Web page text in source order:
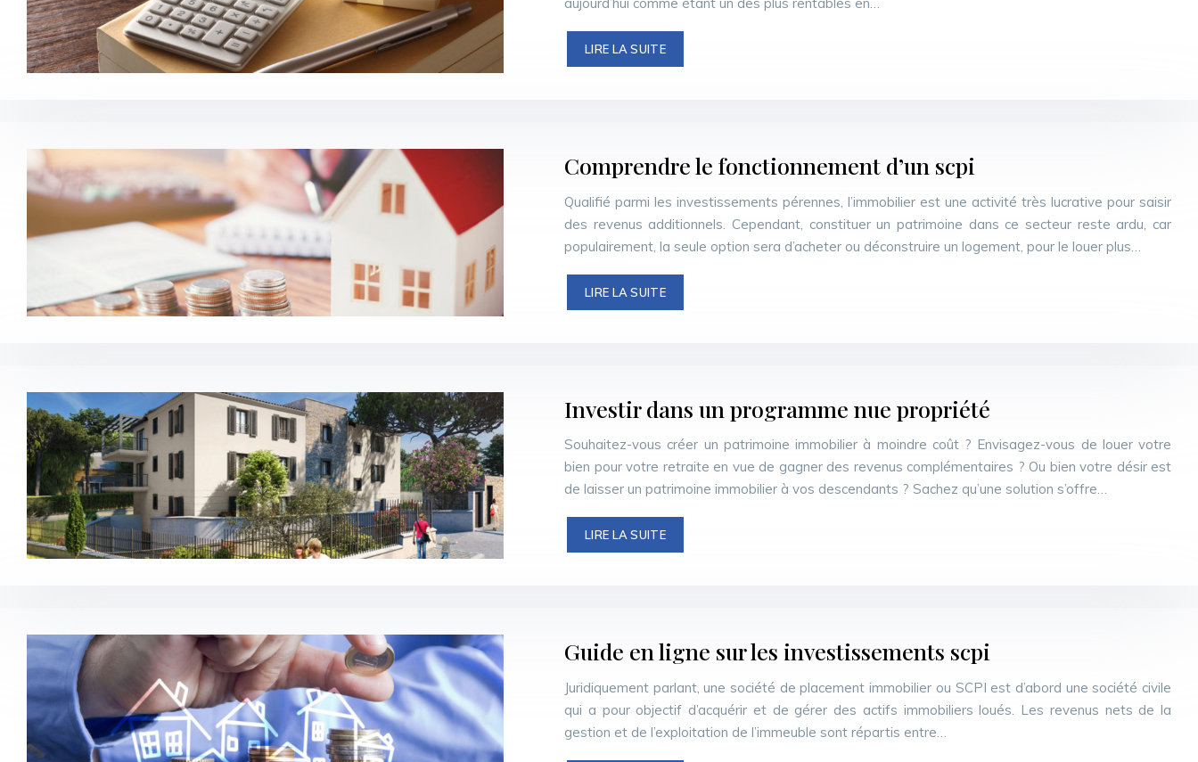
aujourd’hui comme étant un des plus rentables en…
LIRE LA SUITE
Comprendre le fonctionnement d’un scpi
Qualifié parmi les investissements pérennes, l’immobilier est une activité très lucrative pour saisir
des revenus additionnels. Cependant, constituer un patrimoine dans ce secteur reste ardu, car
populairement, la seule option sera d’acheter ou déconstruire un logement, pour le louer plus…
LIRE LA SUITE
Investir dans un programme nue propriété
Souhaitez-vous créer un patrimoine immobilier à moindre coût ? Envisagez-vous de louer votre
bien pour votre retraite en vue de gagner des revenus complémentaires ? Ou bien votre désir est
de laisser un patrimoine immobilier à vos descendants ? Sachez qu’une solution s’offre…
LIRE LA SUITE
Guide en ligne sur les investissements scpi
Juridiquement parlant, une société de placement immobilier ou SCPI est d’abord une société civile
qui a pour objectif d’acquérir et de gérer des actifs immobiliers loués. Les revenus nets de la
gestion et de l’exploitation de l’immeuble sont répartis entre…